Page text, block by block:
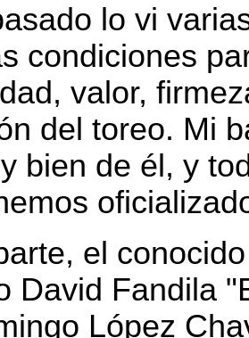
lo vi
condiciones
valor,
del toreo. Mi
bien de él, y
el
David Fandila
López